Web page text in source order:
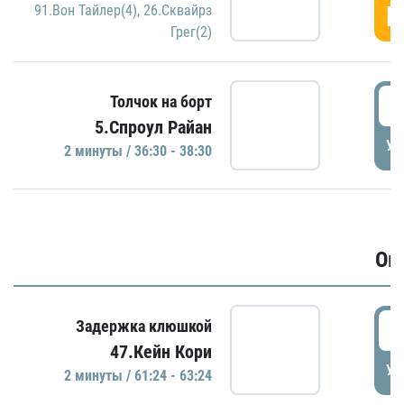
91.Вон Тайлер(4), 26.Сквайрз
Грег(2)
Толчок на борт
5.Спроул Райан
2 минуты / 36:30 - 38:30
Задержка клюшкой
47.Кейн Кори
2 минуты / 61:24 - 63:24